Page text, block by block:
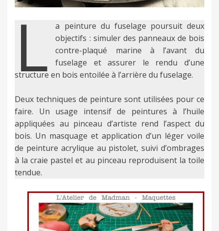
L
a peinture du fuselage poursuit deux
objectifs : simuler des panneaux de bois
contre-plaqué marine à l’avant du
fuselage et assurer le rendu d’une
structure en bois entoilée à l’arrière du fuselage.
Deux techniques de peinture sont utilisées pour ce
faire. Un usage intensif de peintures à l’huile
appliquées au pinceau d’artiste rend l’aspect du
bois. Un masquage et application d’un léger voile
de peinture acrylique au pistolet, suivi d’ombrages
à la craie pastel et au pinceau reproduisent la toile
tendue.